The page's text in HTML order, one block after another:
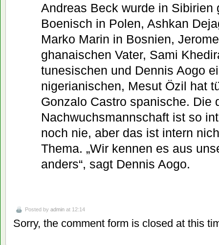
Andreas Beck wurde in Sibirien
Boenisch in Polen, Ashkan
Marko Marin in Bosnien,
ghanaischen Vater, Sami
tunesischen und Dennis Aogo
nigerianischen, Mesut Özil hat
Gonzalo Castro spanische. Die
Nachwuchsmannschaft ist so
noch nie, aber das ist intern
Thema. „Wir kennen es aus
anders“, sagt Dennis Aogo.
Posted by admin at 12:14
Sorry, the comment form is closed at this